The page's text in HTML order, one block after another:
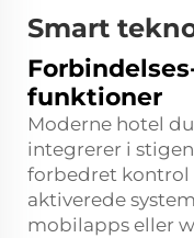
Smart
funktioner
Moderne hotel
integrerer i
forbedret kontrol
aktiverede
mobilapps eller